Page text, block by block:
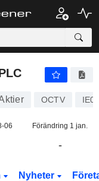
OCTV
06 Förändring 1 jan.
-
Nyheter